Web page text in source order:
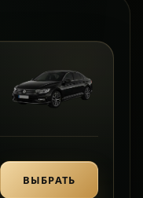
ВЫБРАТЬ